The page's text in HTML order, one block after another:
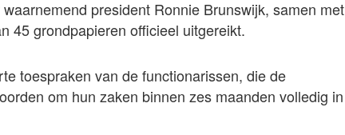
president Ronnie Brunswijk, samen met
45 grondpapieren officieel uitgereikt.
toespraken van de functionarissen, die de
om hun zaken binnen zes maanden volledig in